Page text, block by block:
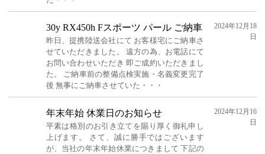
30y RX450h Fスポーツ パール ご納車
昨日、提携陸送会社にて お客様宅にご納車さ
せていただきました。 遠方の為、お電話にて
お問い合わせいただき 即ご成約いただきまし
た。 ご納車前の整備点検実施・名義変更完了
後 無事にご納車させていた・・・
2024年12月18
日
年末年始 休業日のお知らせ
平素は格別のお引き立てを賜り厚く御礼申し
上げます。 さて、誠に勝手ではございます
が、当社の年末年始休業につきまして 下記の
2024年12月16
日